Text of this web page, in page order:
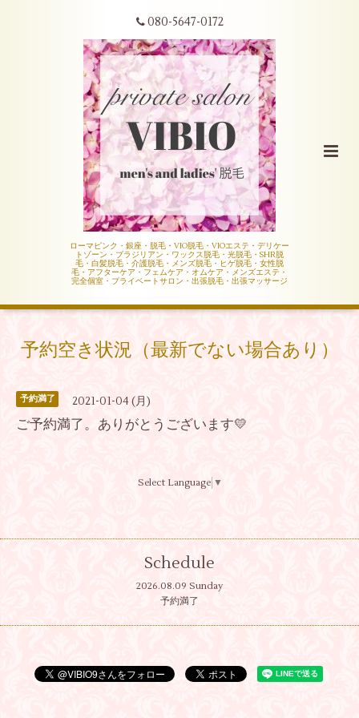
080-5647-0172
ローマピンク・銀座・脱毛・VIO脱毛・VIOエステ・デリケー
トゾーン・ブラジリアン・ワックス脱毛・光脱毛・SHR脱
毛・白髪脱毛・介護脱毛・メンズ脱毛・ヒゲ脱毛・女性脱
毛・アフターケア・フェムケア・オムケア・メンズエステ・
完全個室・プライベートサロン・出張脱毛・出張マッサージ
予約空き状況（最新でない場合あり）
予約満了 2021-01-04 (月)
ご予約満了。ありがとうございます💛
Select Language ▼
Schedule
2026.08.09 Sunday
予約満了